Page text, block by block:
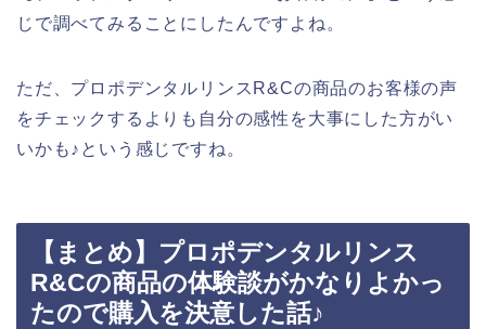
じで調べてみることにしたんですよね。
ただ、プロポデンタルリンスR&Cの商品のお客様の声
をチェックするよりも自分の感性を大事にした方がい
いかも♪という感じですね。
【まとめ】プロポデンタルリンス
R&Cの商品の体験談がかなりよかっ
たので購入を決意した話♪